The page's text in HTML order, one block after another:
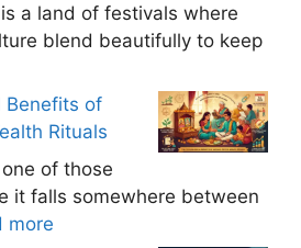
a land of festivals where
blend beautifully to keep
Benefits of
Rituals
of those
it falls somewhere between
more